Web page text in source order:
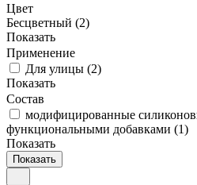
Цвет
Бесцветный (2)
Показать
Применение
Для улицы (2)
Показать
Состав
модифицированные
функциональными добавками (1)
Показать
Показать